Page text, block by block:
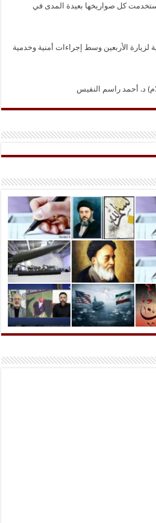
كل صواريخها بعيدة المدى في
لزيارة الأربعين وسط إجراءات أمنية وخدمية
د. أحمد راسم النفيس